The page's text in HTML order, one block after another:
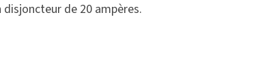
disjoncteur de 20 ampères.